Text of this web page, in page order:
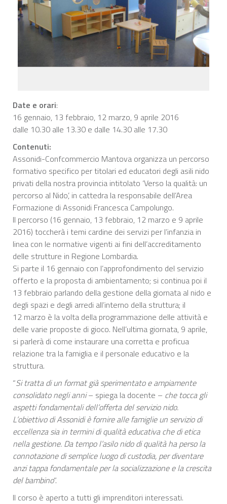
Date e orari:
16 gennaio, 13 febbraio, 12 marzo, 9 aprile 2016
dalle 10.30 alle 13.30 e dalle 14.30 alle 17.30
Contenuti:
Assonidi-Confcommercio Mantova organizza un percorso
formativo specifico per titolari ed educatori degli asili nido
privati della nostra provincia intitolato ‘Verso la qualità: un
percorso al Nido’, in cattedra la responsabile dell’Area
Formazione di Assonidi Francesca Campolungo.
Il percorso (16 gennaio, 13 febbraio, 12 marzo e 9 aprile
2016) toccherà i temi cardine dei servizi per l’infanzia in
linea con le normative vigenti ai fini dell’accreditamento
delle strutture in Regione Lombardia.
Si parte il 16 gennaio con l’approfondimento del servizio
offerto e la proposta di ambientamento; si continua poi il
13 febbraio parlando della gestione della giornata al nido e
degli spazi e degli arredi all’interno della struttura; il
12 marzo è la volta della programmazione delle attività e
delle varie proposte di gioco. Nell’ultima giornata, 9 aprile,
si parlerà di come instaurare una corretta e proficua
relazione tra la famiglia e il personale educativo e la
struttura.
“Si tratta di un format già sperimentato e ampiamente
consolidato negli anni– spiega la docente – che tocca gli
aspetti fondamentali dell’offerta del servizio nido.
L’obiettivo di Assonidi è fornire alle famiglie un servizio di
eccellenza sia in termini di qualità educativa che di etica
nella gestione. Da tempo l’asilo nido di qualità ha perso la
connotazione di semplice luogo di custodia, per diventare
anzi tappa fondamentale per la socializzazione e la crescita
del bambino”.
Il corso è aperto a tutti gli imprenditori interessati.